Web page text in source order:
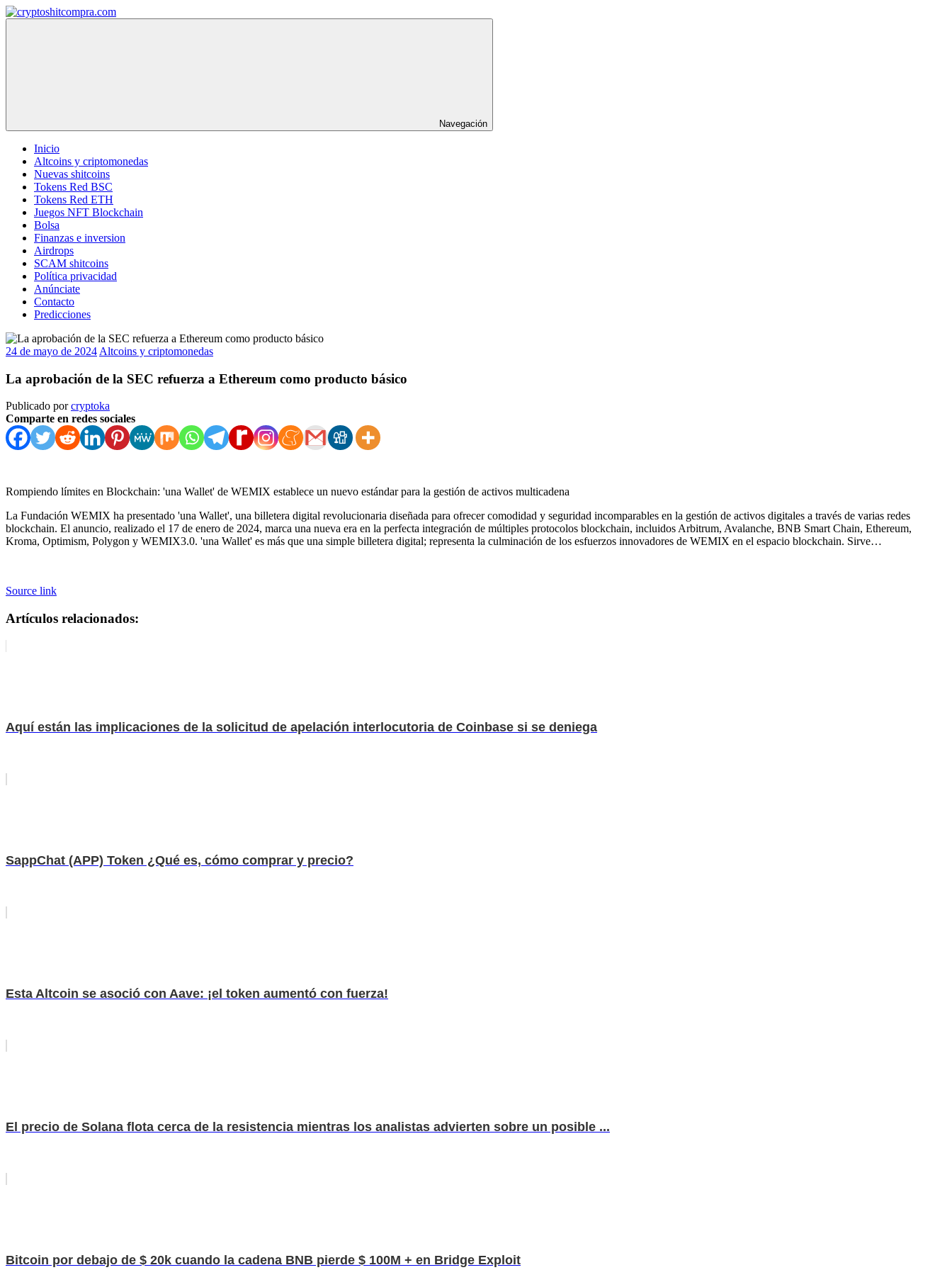
Saltar
al
Navegación
Inicio
Altcoins y criptomonedas
Nuevas shitcoins
Tokens Red BSC
Tokens Red ETH
Juegos NFT Blockchain
Bolsa
Finanzas e inversion
Airdrops
SCAM shitcoins
Política privacidad
Anúnciate
Contacto
Predicciones
24 de mayo de 2024 Altcoins y criptomonedas
La aprobación de la SEC refuerza a Ethereum como producto básico
Publicado porcryptoka
Comparte en redes sociales
Rompiendo límites en Blockchain: 'una Wallet' de WEMIX establece un nuevo estándar para la gestión de activos multicadena
La Fundación WEMIX ha presentado 'una Wallet', una billetera digital revolucionaria diseñada para ofrecer comodidad y seguridad incomparables en la gestión de activos digitales a través de varias redes
blockchain. El anuncio, realizado el 17 de enero de 2024, marca una nueva era en la perfecta integración de múltiples protocolos blockchain, incluidos Arbitrum, Avalanche, BNB Smart Chain, Ethereum,
Kroma, Optimism, Polygon y WEMIX3.0. 'una Wallet' es más que una simple billetera digital; representa la culminación de los esfuerzos innovadores de WEMIX en el espacio blockchain. Sirve…
Source link
Artículos relacionados:
Aquí están las implicaciones de la solicitud de apelación interlocutoria de Coinbase si se deniega
SappChat (APP) Token ¿Qué es, cómo comprar y precio?
Esta Altcoin se asoció con Aave: ¡el token aumentó con fuerza!
El precio de Solana flota cerca de la resistencia mientras los analistas advierten sobre un posible ...
Bitcoin por debajo de $ 20k cuando la cadena BNB pierde $ 100M + en Bridge Exploit